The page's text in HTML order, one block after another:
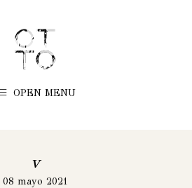
OPEN MENU
v
08 mayo 2021